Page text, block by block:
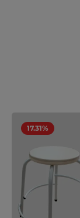
17.31%